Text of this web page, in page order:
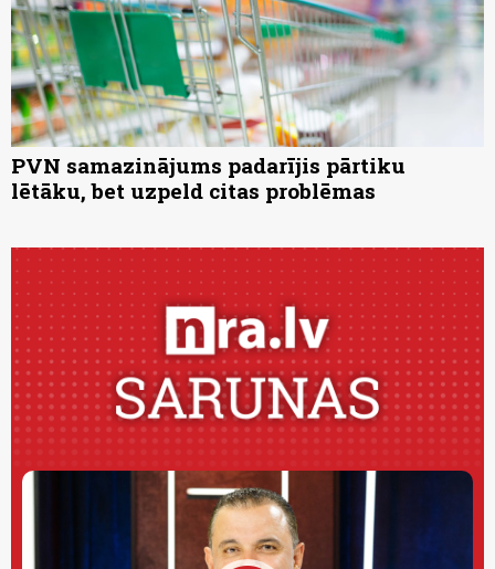
PVN samazinājums padarījis pārtiku
lētāku, bet uzpeld citas problēmas